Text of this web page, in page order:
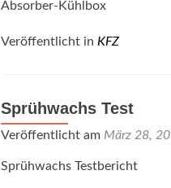
Absorber-Kühlbox
Veröffentlicht in KFZ
Sprühwachs Test
Veröffentlicht am März 28,
Sprühwachs Testbericht